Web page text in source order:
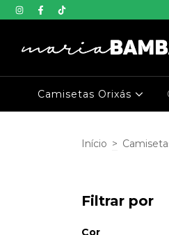
Camisetas Orixás
Início >
Filtrar por
Cor